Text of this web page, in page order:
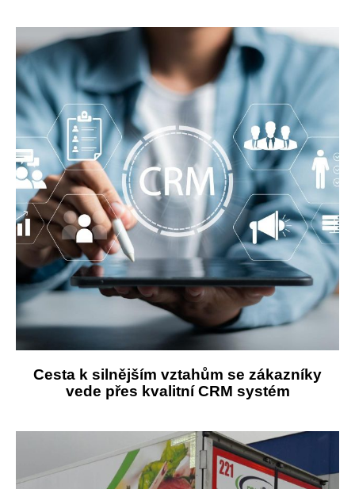
Cesta k silnějším vztahům se zákazníky
vede přes kvalitní CRM systém